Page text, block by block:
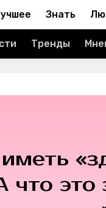
Знать
Тренды
что это